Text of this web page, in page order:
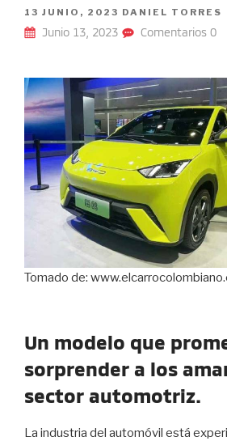
POSTED
ON
13 JUNIO, 2023 DANIEL TORRES
Junio 13, 2023 Comentarios 0
Tomado de:
Un modelo que
sorprender a los
sector automotriz.
La industria del automóvil está